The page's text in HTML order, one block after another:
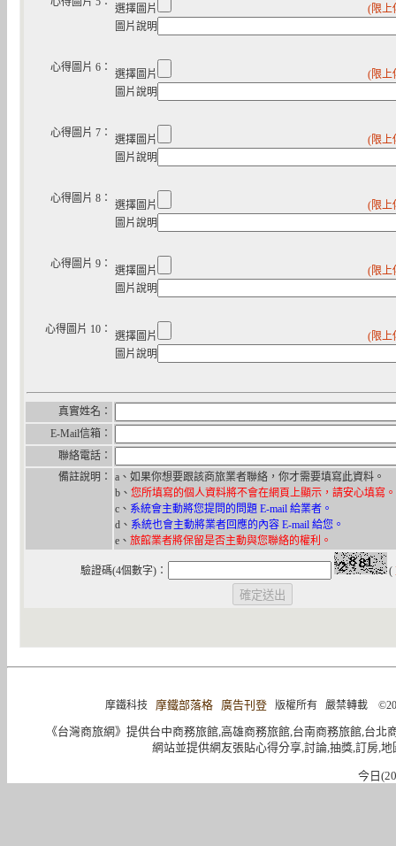
選擇圖片
(限上
圖片說明
心得圖片 6：
選擇圖片
(限上
圖片說明
心得圖片 7：
選擇圖片
(限上
圖片說明
心得圖片 8：
選擇圖片
(限上
圖片說明
心得圖片 9：
選擇圖片
(限上
圖片說明
心得圖片 10：
選擇圖片
(限上
圖片說明
真實姓名：
E-Mail信箱：
聯絡電話：
備註說明：
a、如果你想要跟該商旅業者聯絡，你才需要填寫此資料。
b、 您所填寫的個人資料將不會在網頁上顯示，請安心填寫。
c、 系統會主動將您提問的問題 E-mail 給業者。
d、 系統也會主動將業者回應的內容 E-mail 給您。
e、 旅館業者將保留是否主動與您聯絡的權利。
驗證碼(4個數字)： (
摩鐵科技 摩鐵部落格 廣告刊登 版權所有 嚴禁轉載
《台灣商旅網》提供台中商務旅館,高雄商務旅館,台南商務旅館,台
網站並提供網友張貼心得分享,討論,抽獎,訂房,
今日